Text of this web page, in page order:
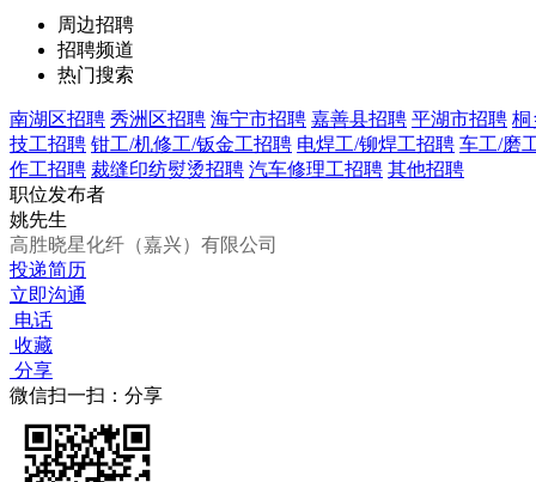
周边招聘
招聘频道
热门搜索
南湖区招聘 秀洲区招聘 海宁市招聘 嘉善县招聘 平湖市招聘 桐
技工招聘 钳工/机修工/钣金工招聘 电焊工/铆焊工招聘 车工/磨
作工招聘 裁缝印纺熨烫招聘 汽车修理工招聘 其他招聘
职位发布者
姚先生
高胜晓星化纤（嘉兴）有限公司
投递简历
立即沟通
电话
收藏
分享
微信扫一扫：分享